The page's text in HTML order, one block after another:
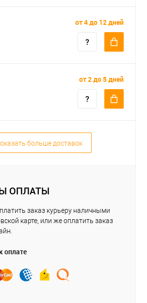
от 4 до 12 дней
от 2 до 5 дней
больше доставок
ОПЛАТЫ
заказ курьеру наличными
карте, или же оплатить заказ
оплате